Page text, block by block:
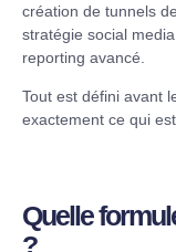
création de tunnels
stratégie social
reporting avancé.
Tout est défini avant
exactement ce qui
Quelle
?